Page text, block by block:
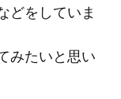
どをしていま
みたいと思い